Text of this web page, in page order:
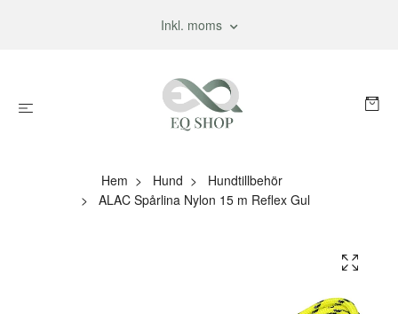
Inkl. moms
Hem Hund
Hundtillbehör
ALAC Spårlina Nylon 15 m Reflex Gul